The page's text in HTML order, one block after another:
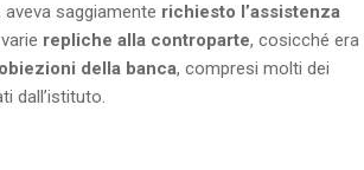
aveva saggiamente richiesto l’assistenza
repliche alla controparte, cosicché era
della banca, compresi molti dei
dall’istituto.